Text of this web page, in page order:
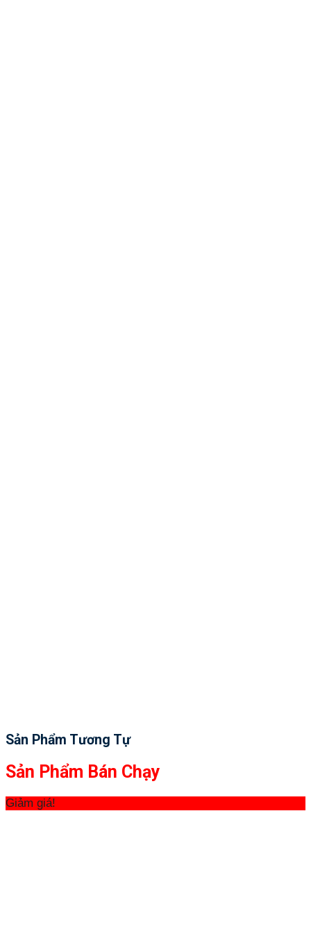
Sản Phẩm Tương Tự
Sản Phẩm Bán Chạy
Giảm giá!